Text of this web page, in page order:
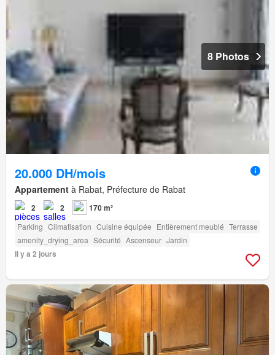
8 Photos
20.000 DH/mois
Appartement à Rabat, Préfecture de Rabat
2 2 170 m²
Parking Climatisation Cuisine équipée Entièrement meublé Terrasse
amenity_drying_area Sécurité Ascenseur Jardin
Il y a 2 jours